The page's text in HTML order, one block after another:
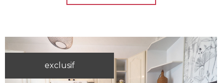
exclusif